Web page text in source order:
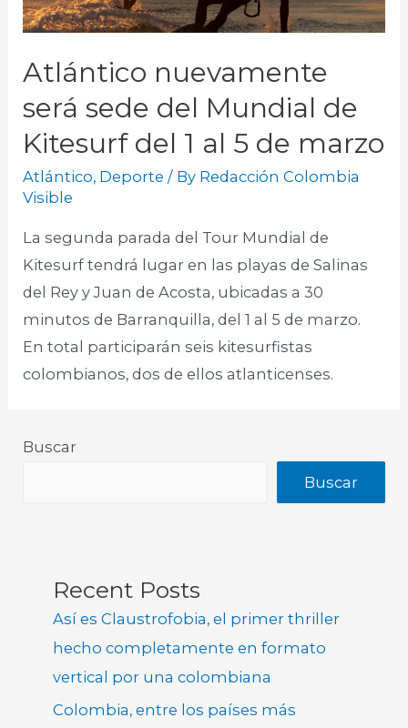
Atlántico nuevamente
será sede del Mundial de
Kitesurf del 1 al 5 de marzo
Atlántico, Deporte / By Redacción Colombia
Visible
La segunda parada del Tour Mundial de
Kitesurf tendrá lugar en las playas de Salinas
del Rey y Juan de Acosta, ubicadas a 30
minutos de Barranquilla, del 1 al 5 de marzo.
En total participarán seis kitesurfistas
colombianos, dos de ellos atlanticenses.​
Buscar
Buscar
Recent Posts
Así es Claustrofobia, el primer thriller
hecho completamente en formato
vertical por una colombiana
Colombia, entre los países más